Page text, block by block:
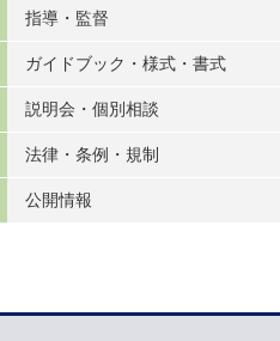
指導・監督
ガイドブック・様式・書式
説明会・個別相談
法律・条例・規制
公開情報